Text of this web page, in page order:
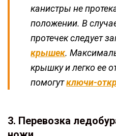
канистры не
положении. В
протечек следует
крышек.
крышку и легко ее
помогутключи-
3. Перевозка